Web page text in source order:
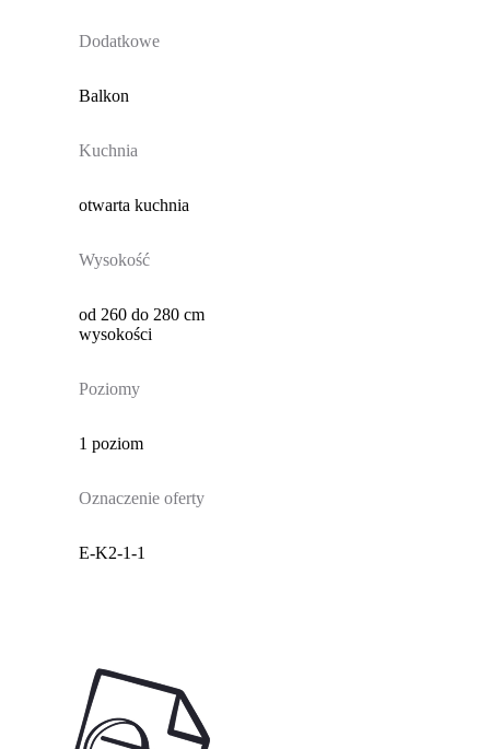
Dodatkowe
Balkon
Kuchnia
otwarta kuchnia
Wysokość
od 260 do 280 cm
wysokości
Poziomy
1 poziom
Oznaczenie oferty
E-K2-1-1